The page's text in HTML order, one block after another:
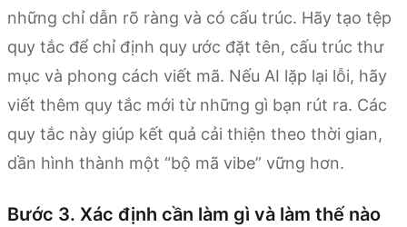
những chỉ dẫn rõ ràng và có cấu trúc. Hãy tạo tệp
quy tắc để chỉ định quy ước đặt tên, cấu trúc thư
mục và phong cách viết mã. Nếu AI lặp lại lỗi, hãy
viết thêm quy tắc mới từ những gì bạn rút ra. Các
quy tắc này giúp kết quả cải thiện theo thời gian,
dần hình thành một “bộ mã vibe” vững hơn.
Bước 3. Xác định cần làm gì và làm thế nào